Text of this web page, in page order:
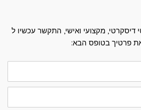
דיסקרטי, מקצועי ואישי, התקשר עכשיו ל